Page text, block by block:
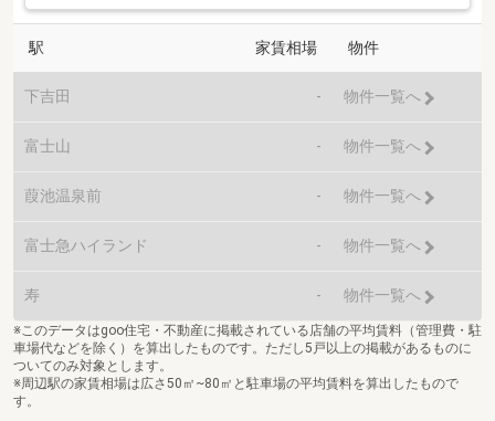
駅 家賃相場 物件
下吉田 - 物件一覧へ
富士山 - 物件一覧へ
葭池温泉前 - 物件一覧へ
富士急ハイランド - 物件一覧へ
寿 - 物件一覧へ
※このデータはgoo住宅・不動産に掲載されている店舗の平均賃料（管理費・駐
車場代などを除く）を算出したものです。ただし5戸以上の掲載があるものに
ついてのみ対象とします。
※周辺駅の家賃相場は広さ50㎡~80㎡と駐車場の平均賃料を算出したもので
す。